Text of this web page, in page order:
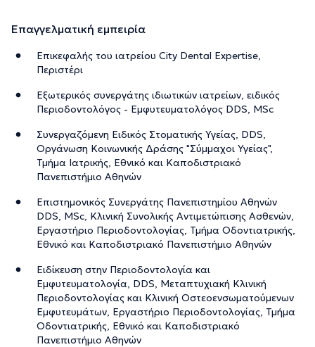
Επαγγελματική εμπειρία
Επικεφαλής του ιατρείου City Dental Expertise,
Περιστέρι
Εξωτερικός συνεργάτης ιδιωτικών ιατρείων, ειδικός
Περιοδοντολόγος - Εμφυτευματολόγος DDS, MSc
Συνεργαζόμενη Ειδικός Στοματικής Υγείας, DDS,
Οργάνωση Κοινωνικής Δράσης "Σύμμαχοι Υγείας",
Τμήμα Ιατρικής, Εθνικό και Καποδιστριακό
Πανεπιστήμιο Αθηνών
Επιστημονικός Συνεργάτης Πανεπιστημίου Αθηνών
DDS, MSc, Κλινική Συνολικής Αντιμετώπισης Ασθενών,
Εργαστήριο Περιοδοντολογίας, Τμήμα Οδοντιατρικής,
Εθνικό και Καποδιστριακό Πανεπιστήμιο Αθηνών
Ειδίκευση στην Περιοδοντολογία και
Εμφυτευματολογία, DDS, Μεταπτυχιακή Κλινική
Περιοδοντολογίας και Κλινική Οστεοενσωματούμενων
Εμφυτευμάτων, Εργαστήριο Περιοδοντολογίας, Τμήμα
Οδοντιατρικής, Εθνικό και Καποδιστριακό
Πανεπιστήμιο Αθηνών